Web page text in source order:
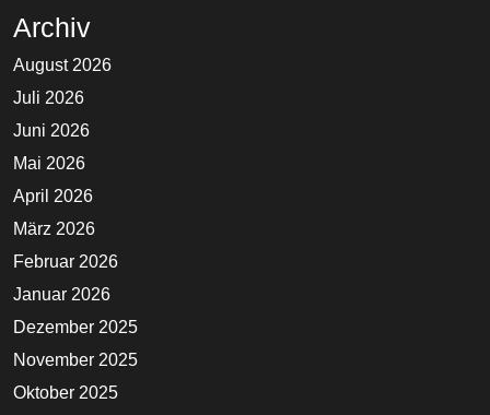
Archiv
August 2026
Juli 2026
Juni 2026
Mai 2026
April 2026
März 2026
Februar 2026
Januar 2026
Dezember 2025
November 2025
Oktober 2025